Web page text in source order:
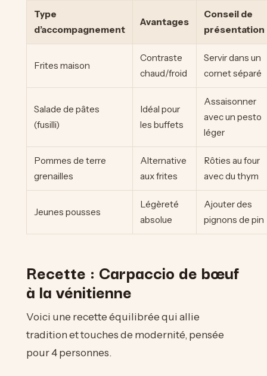
Type
d’accompagnement
Avantages
Conseil de
présentation
Frites maison
Contraste
chaud/froid
Servir dans un
cornet séparé
Salade de pâtes
(fusilli)
Idéal pour
les buffets
Assaisonner
avec un pesto
léger
Pommes de terre
grenailles
Alternative
aux frites
Rôties au four
avec du thym
Jeunes pousses
Légèreté
absolue
Ajouter des
pignons de pin
Recette : Carpaccio de bœuf
à la vénitienne
Voici une recette équilibrée qui allie
tradition et touches de modernité, pensée
pour 4 personnes.